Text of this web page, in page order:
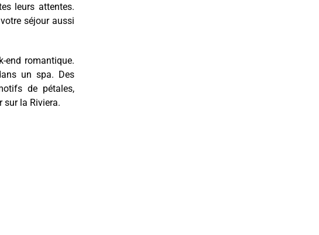
leurs attentes.
séjour aussi
end romantique.
un spa. Des
de pétales,
sur la Riviera.